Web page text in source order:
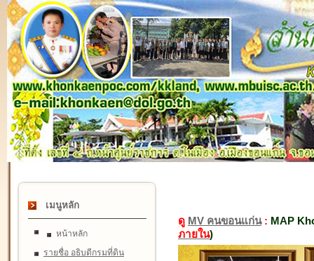
เมนูหลัก
หน้าหลัก
รายชื่อ อธิบดีกรมที่ดิน
ดู MV คนขอนแก่น: MAP
ภายใน)